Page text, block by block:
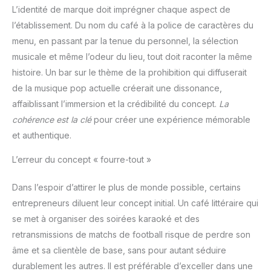
L’identité de marque doit imprégner chaque aspect de
l’établissement. Du nom du café à la police de caractères du
menu, en passant par la tenue du personnel, la sélection
musicale et même l’odeur du lieu, tout doit raconter la même
histoire. Un bar sur le thème de la prohibition qui diffuserait
de la musique pop actuelle créerait une dissonance,
affaiblissant l’immersion et la crédibilité du concept. La
cohérence est la clépour créer une expérience mémorable
et authentique.
L’erreur du concept « fourre-tout »
Dans l’espoir d’attirer le plus de monde possible, certains
entrepreneurs diluent leur concept initial. Un café littéraire qui
se met à organiser des soirées karaoké et des
retransmissions de matchs de football risque de perdre son
âme et sa clientèle de base, sans pour autant séduire
durablement les autres. Il est préférable d’exceller dans une